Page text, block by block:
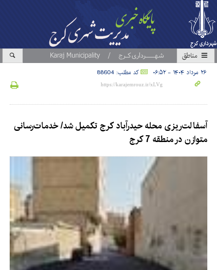
مناطق
۲۶ مرداد ۱۴۰۴ - ۰۶:۵۲ کد مطلب: 88604
آسفالت‌ریزی محله حیدرآباد کرج تکمیل شد/ خدمات‌رسانی
متوازن در منطقه 7 کرج